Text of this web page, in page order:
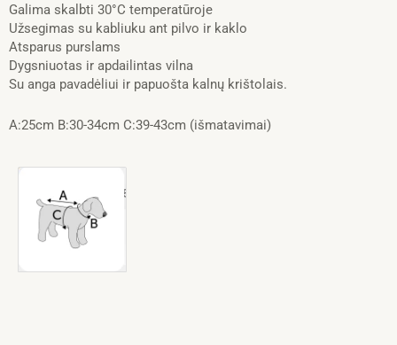
Galima skalbti 30°C temperatūroje
Užsegimas su kabliuku ant pilvo ir kaklo
Atsparus purslams
Dygsniuotas ir apdailintas vilna
Su anga pavadėliui ir papuošta kalnų krištolais.
A:25cm B:30-34cm C:39-43cm (išmatavimai)